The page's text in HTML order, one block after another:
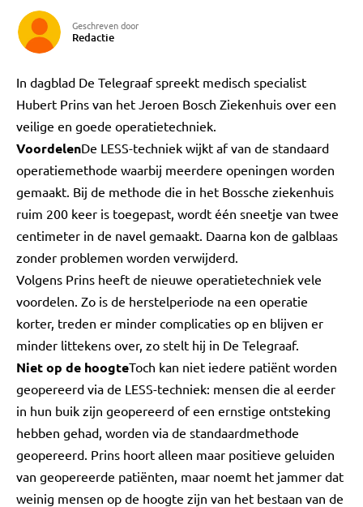
Geschreven door
Redactie
In dagblad De Telegraaf spreekt medisch specialist
Hubert Prins van het Jeroen Bosch Ziekenhuis over een
veilige en goede operatietechniek.
VoordelenDe LESS-techniek wijkt af van de standaard
operatiemethode waarbij meerdere openingen worden
gemaakt. Bij de methode die in het Bossche ziekenhuis
ruim 200 keer is toegepast, wordt één sneetje van twee
centimeter in de navel gemaakt. Daarna kon de galblaas
zonder problemen worden verwijderd.
Volgens Prins heeft de nieuwe operatietechniek vele
voordelen. Zo is de herstelperiode na een operatie
korter, treden er minder complicaties op en blijven er
minder littekens over, zo stelt hij in De Telegraaf.
Niet op de hoogteToch kan niet iedere patiënt worden
geopereerd via de LESS-techniek: mensen die al eerder
in hun buik zijn geopereerd of een ernstige ontsteking
hebben gehad, worden via de standaardmethode
geopereerd. Prins hoort alleen maar positieve geluiden
van geopereerde patiënten, maar noemt het jammer dat
weinig mensen op de hoogte zijn van het bestaan van de